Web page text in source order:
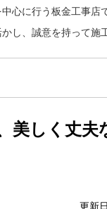
心に行う板金工事店
し、誠意を持って施
美しく丈夫
更新